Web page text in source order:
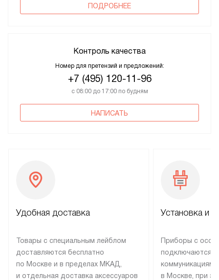
ПОДРОБНЕЕ
Контроль качества
Номер для претензий и предложений:
+7 (495) 120-11-96
с 08:00 до 17:00 по будням
НАПИСАТЬ
Удобная доставка
Товары с специальным лейблом
доставляются бесплатно
по Москве и в пределах МКАД,
и отдельная доставка аксессуаров
Установка и
Приборы с
подключаются к
коммуникациям
в Москве, при